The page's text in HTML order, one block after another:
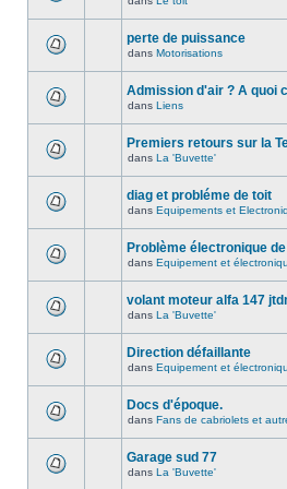
perte de puissance
dans Motorisations
Admission d'air ? A quoi
dans Liens
Premiers retours sur la
dans La 'Buvette'
diag et probléme de toit
dans Equipements et
Problème électronique
dans Equipement et
volant moteur alfa 147
dans La 'Buvette'
Direction défaillante
dans Equipement et
Docs d'époque.
dans Fans de cabriolets et
Garage sud 77
dans La 'Buvette'